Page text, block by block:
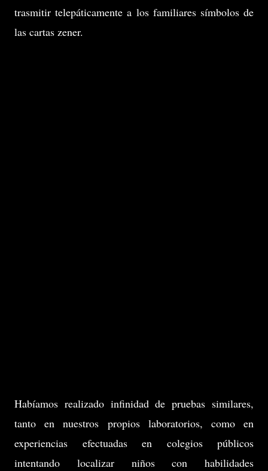
trasmitir telepáticamente a los familiares símbolos de
las cartas zener.
Habíamos realizado infinidad de pruebas similares,
tanto en nuestros propios laboratorios, como en
experiencias efectuadas en colegios públicos
intentando localizar niños con habilidades